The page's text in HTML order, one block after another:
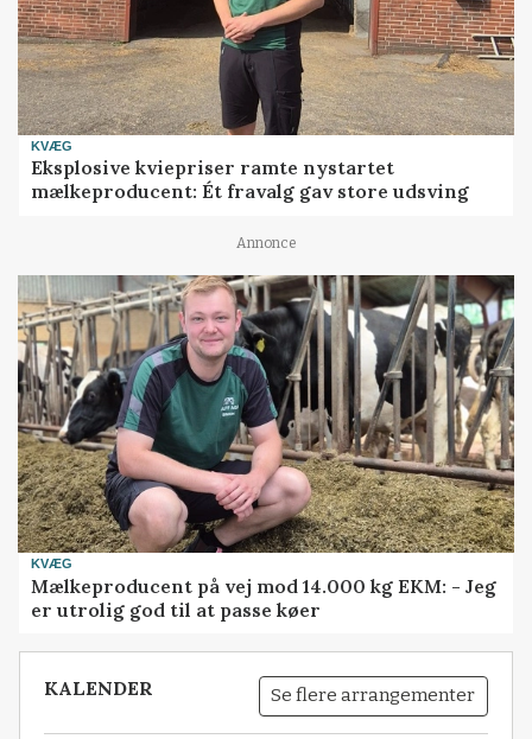
KVÆG
Eksplosive kviepriser ramte nystartet
mælkeproducent: Ét fravalg gav store udsving
Annonce
KVÆG
Mælkeproducent på vej mod 14.000 kg EKM: - Jeg
er utrolig god til at passe køer
KALENDER Se flere arrangementer